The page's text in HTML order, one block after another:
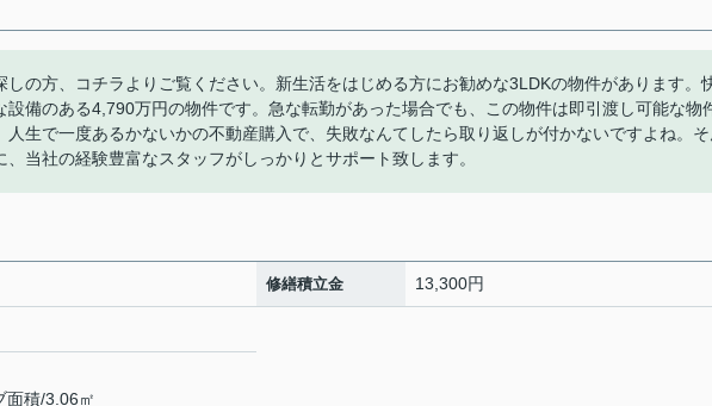
しの方、コチラよりご覧ください。新生活をはじめる方にお勧めな3LDKの物件があります。
設備のある4,790万円の物件です。急な転勤があった場合でも、この物件は即引渡し可能な物
人生で一度あるかないかの不動産購入で、失敗なんてしたら取り返しが付かないですよね。そ
、当社の経験豊富なスタッフがしっかりとサポート致します。
修繕積立金 13,300円
面積/3.06㎡